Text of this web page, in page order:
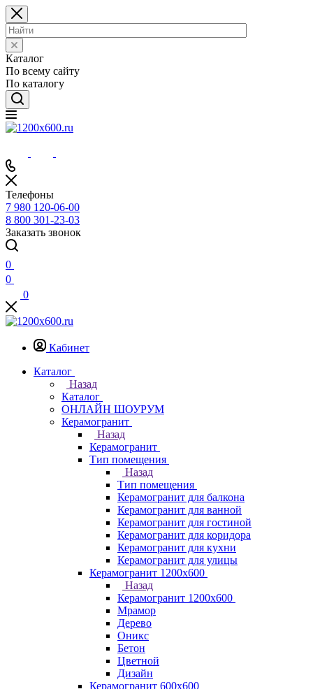
Каталог
По всему сайту
По каталогу
Телефоны
7 980 120-06-00
8 800 301-23-03
Заказать звонок
0
0
0
Кабинет
Каталог
Назад
Каталог
ОНЛАЙН ШОУРУМ
Керамогранит
Назад
Керамогранит
Тип помещения
Назад
Тип помещения
Керамогранит для балкона
Керамогранит для ванной
Керамогранит для гостиной
Керамогранит для коридора
Керамогранит для кухни
Керамогранит для улицы
Керамогранит 1200х600
Назад
Керамогранит 1200х600
Мрамор
Дерево
Оникс
Бетон
Цветной
Дизайн
Керамогранит 600х600